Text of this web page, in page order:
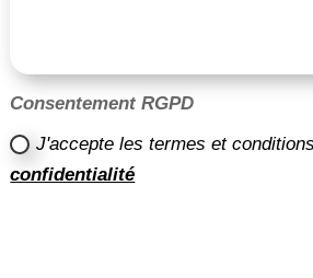
Consentement RGPD
J'accepte les termes et
confidentialité